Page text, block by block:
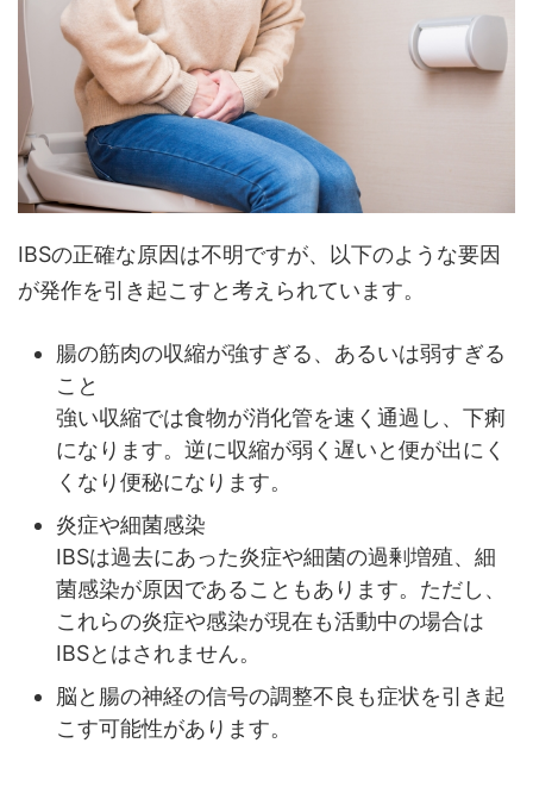
IBSの正確な原因は不明ですが、以下のような要因
が発作を引き起こすと考えられています。
腸の筋肉の収縮が強すぎる、あるいは弱すぎる
こと
強い収縮では食物が消化管を速く通過し、下痢
になります。逆に収縮が弱く遅いと便が出にく
くなり便秘になります。
炎症や細菌感染
IBSは過去にあった炎症や細菌の過剰増殖、細
菌感染が原因であることもあります。ただし、
これらの炎症や感染が現在も活動中の場合は
IBSとはされません。
脳と腸の神経の信号の調整不良も症状を引き起
こす可能性があります。